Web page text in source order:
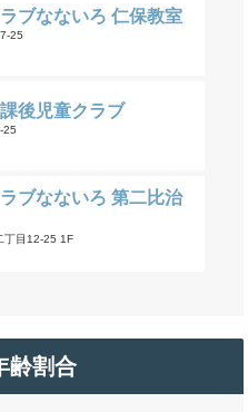
ブなないろ 仁保教室
25
後児童クラブ
25
ブなないろ 第二比治
丁目12-25 1F
齢割合